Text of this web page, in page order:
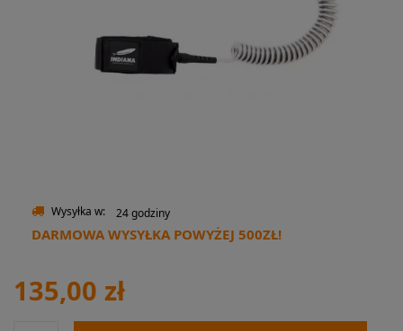
Wysyłka w: 24 godziny
DARMOWA WYSYŁKA POWYŻEJ 500ZŁ!
135,00 zł